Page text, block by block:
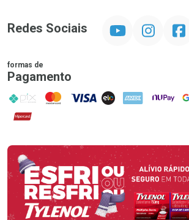
Redes Sociais Instagram
formas de
Pagamento
PIX MasterCard
VISA ELO AMEX NuPay
Hipercard
Promoção em Destaque